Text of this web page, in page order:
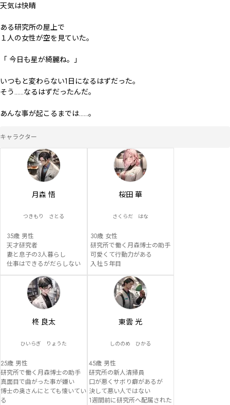
天気は快晴
ある研究所の屋上で
１人の女性が空を見ていた。
「 今日も星が綺麗ね。」
いつもと変わらない1日になるはずだった。
そう......なるはずだったんだ。
あんな事が起こるまでは......。
キャラクター
月森 悟
つきもり さとる
35歳 男性
天才研究者
妻と息子の3人暮らし
仕事はできるがだらしない
桜田 華
さくらだ はな
30歳 女性
研究所で働く月森博士の助手
可愛くて行動力がある
入社５年目
柊 良太
ひいらぎ りょうた
25歳 男性
研究所で働く月森博士の助手
真面目で曲がった事が嫌い
博士の奥さんにとても懐いてい
る
東雲 光
しののめ ひかる
45歳 男性
研究所の新人清掃員
口が悪くサボり癖があるが
決して悪い人ではない
1週間前に研究所へ配属された